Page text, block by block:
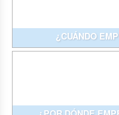
¿CUÁNDO